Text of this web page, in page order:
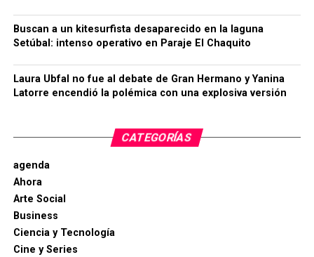
Buscan a un kitesurfista desaparecido en la laguna
Setúbal: intenso operativo en Paraje El Chaquito
Laura Ubfal no fue al debate de Gran Hermano y Yanina
Latorre encendió la polémica con una explosiva versión
CATEGORÍAS
agenda
Ahora
Arte Social
Business
Ciencia y Tecnología
Cine y Series